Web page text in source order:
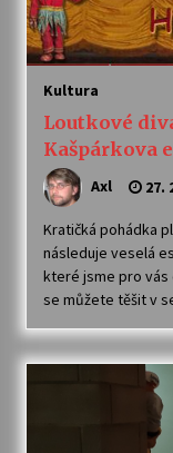
Kultura
Loutkové
Kašpárkova
Axl 27.
Kratičká pohádka
následuje veselá
které jsme pro
se můžete těšit v